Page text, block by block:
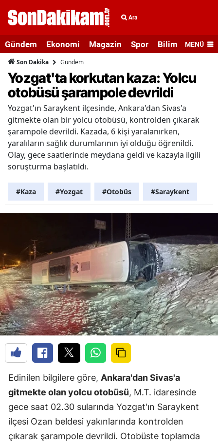
Ara
Gündem Ekonomi Magazin Spor Bilim veMENÜ
Son Dakika Gündem
Yozgat'ta korkutan kaza: Yolcu
otobüsü şarampole devrildi
Yozgat'ın Saraykent ilçesinde, Ankara'dan Sivas'a
gitmekte olan bir yolcu otobüsü, kontrolden çıkarak
şarampole devrildi. Kazada, 6 kişi yaralanırken,
yaralıların sağlık durumlarının iyi olduğu öğrenildi.
Olay, gece saatlerinde meydana geldi ve kazayla ilgili
soruşturma başlatıldı.
#Kaza #Yozgat #Otobüs #Saraykent
Edinilen bilgilere göre, Ankara'dan Sivas'a
gitmekte olan yolcu otobüsü, M.T. idaresinde
gece saat 02.30 sularında Yozgat'ın Saraykent
ilçesi Ozan beldesi yakınlarında kontrolden
çıkarak şarampole devrildi. Otobüste toplamda